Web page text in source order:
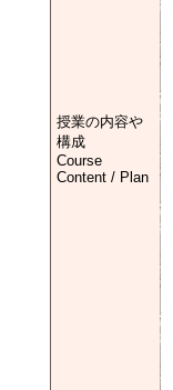
授業の内容や
構成
Course
Content / Plan